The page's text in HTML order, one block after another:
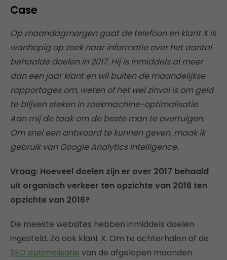
Case
Op maandagmorgen gaat de telefoon en klant X is
wanhopig op zoek naar informatie over het aantal
behaalde doelen in 2017. Hij is inmiddels al meer
dan een jaar klant en wil buiten de maandelijkse
rapportages om, weten of het wel zinvol is om geld
te blijven steken in zoekmachine-optimalisatie.
Aan mij de taak om de beste man te overtuigen.
Om snel een antwoord te kunnen geven, maak ik
gebruik van Google Analytics Intelligence.
Vraag: Hoeveel doelen zijn er over 2017 behaald
uit organisch verkeer ten opzichte van 2016 ten
opzichte van 2016?
De meeste websites hebben inmiddels doelen
ingesteld. Zo ook klant X. Om te achterhalen of de
SEO optimalisatie van de afgelopen maanden